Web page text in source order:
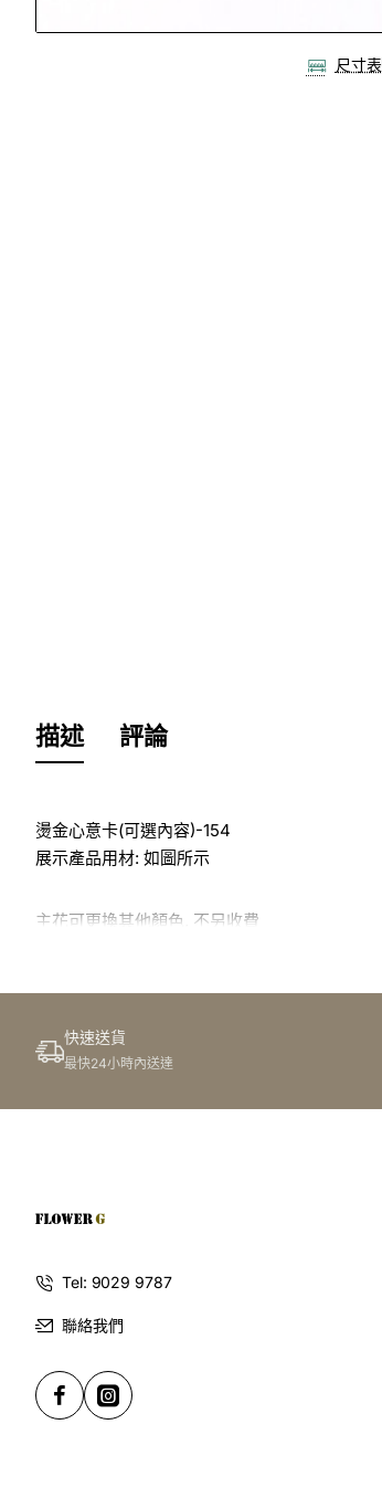
尺寸表
描述 評論
燙金心意卡(可選內容)-154
展示產品用材: 如圖所示
主花可更換其他顏色, 不另收費
訂購鮮花及手工製品前,為保障客戶利益,請閱讀
此花束價格不適用於(情人節期間 4/2-16/2)
快速送貨
最快24小時內送達
Tel: 9029 9787
聯絡我們